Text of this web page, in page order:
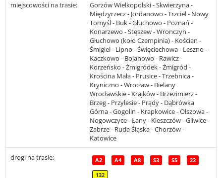
miejscowości na trasie:
Gorzów Wielkopolski - Skwierzyna -
Międzyrzecz - Jordanowo - Trzciel - Nowy
Tomyśl - Buk - Głuchowo - Poznań -
Konarzewo - Stęszew - Wronczyn -
Głuchowo (koło Czempinia) - Kościan -
Śmigiel - Lipno - Święciechowa - Leszno -
Kaczkowo - Bojanowo - Rawicz -
Korzeńsko - Żmigródek - Żmigród -
Krościna Mała - Prusice - Trzebnica -
Kryniczno - Wrocław - Bielany
Wrocławskie - Krajków - Brzezimierz -
Brzeg - Przylesie - Prądy - Dąbrówka
Górna - Gogolin - Krapkowice - Olszowa -
Nogowczyce - Łany - Kleszczów - Gliwice -
Zabrze - Ruda Śląska - Chorzów -
Katowice
drogi na trasie: A2 A4 A8 S3 S5 22
132